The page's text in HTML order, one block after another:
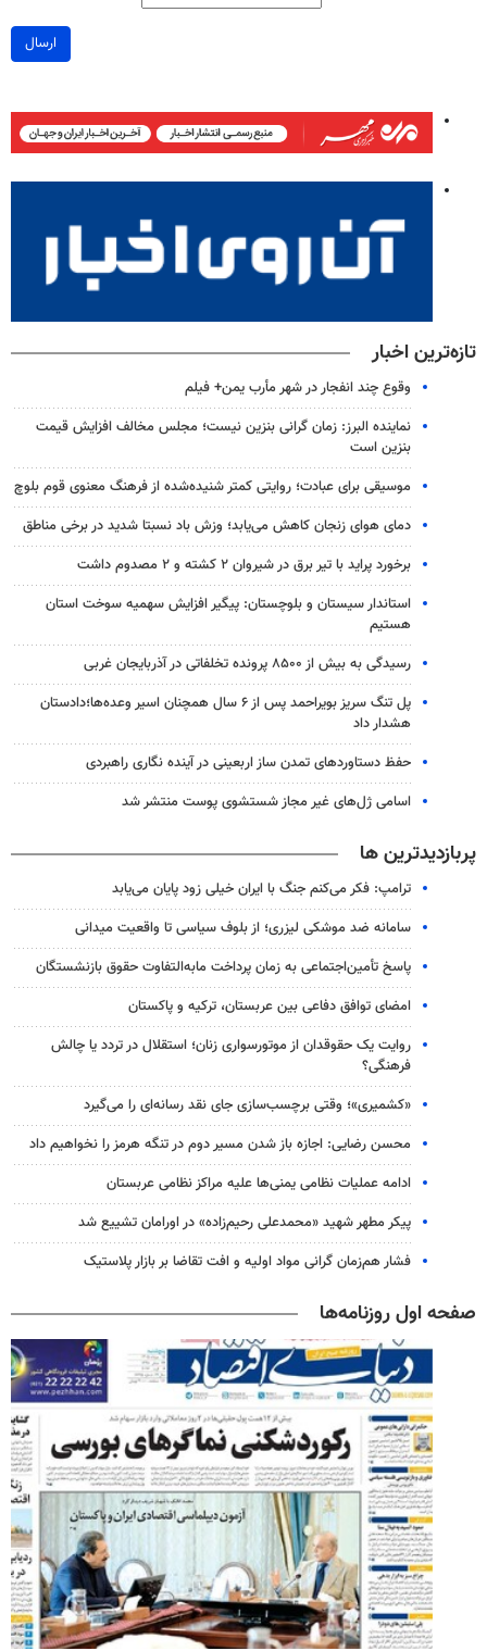
ارسال
تازه‌ترین اخبار
وقوع چند انفجار در شهر مأرب یمن+ فیلم
نماینده البرز: زمان گرانی بنزین نیست؛ مجلس مخالف افزایش قیمت
بنزین است
موسیقی برای عبادت؛ روایتی کمتر شنیده‌شده از فرهنگ معنوی قوم بلوچ
دمای هوای زنجان کاهش می‌یابد؛ وزش باد نسبتا شدید در برخی مناطق
برخورد پراید با تیر برق در شیروان ۲ کشته و ۲ مصدوم داشت
استاندار سیستان و بلوچستان: پیگیر افزایش سهمیه سوخت استان
هستیم
رسیدگی به بیش از ۸۵۰۰ پرونده تخلفاتی در آذربایجان غربی
پل تنگ سریز بویراحمد پس از ۶ سال همچنان اسیر وعده‌ها؛دادستان
هشدار داد
حفظ دستاوردهای تمدن ساز اربعینی در آینده نگاری راهبردی
اسامی ژل‌های غیر مجاز شستشوی پوست منتشر شد
پربازدیدترین ها
ترامپ: فکر می‌کنم جنگ با ایران خیلی زود پایان می‌یابد
سامانه ضد موشکی لیزری؛ از بلوف سیاسی تا واقعیت میدانی
پاسخ تأمین‌اجتماعی به زمان پرداخت مابه‌التفاوت حقوق بازنشستگان
امضای توافق دفاعی بین عربستان، ترکیه و پاکستان
روایت یک حقوقدان از موتورسواری زنان؛ استقلال در تردد یا چالش
فرهنگی؟
«کشمیری»؛ وقتی برچسب‌سازی جای نقد رسانه‌ای را می‌گیرد
محسن رضایی: اجازه باز شدن مسیر دوم در تنگه هرمز را نخواهیم داد
ادامه عملیات نظامی یمنی‌ها علیه مراکز نظامی عربستان
پیکر مطهر شهید «محمدعلی رحیم‌زاده» در اورامان تشییع شد
فشار هم‌زمان گرانی مواد اولیه و افت تقاضا بر بازار پلاستیک
صفحه اول روزنامه‌ها